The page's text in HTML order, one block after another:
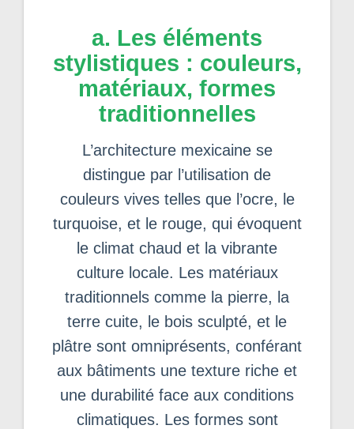
a. Les éléments
stylistiques : couleurs,
matériaux, formes
traditionnelles
L’architecture mexicaine se
distingue par l’utilisation de
couleurs vives telles que l’ocre, le
turquoise, et le rouge, qui évoquent
le climat chaud et la vibrante
culture locale. Les matériaux
traditionnels comme la pierre, la
terre cuite, le bois sculpté, et le
plâtre sont omniprésents, conférant
aux bâtiments une texture riche et
une durabilité face aux conditions
climatiques. Les formes sont